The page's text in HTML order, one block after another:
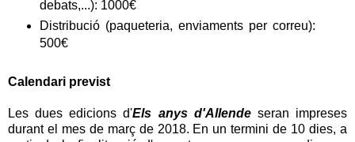
debats,...): 1000€
Distribució (paqueteria, enviaments per correu):
500€
Calendari previst
Les dues edicions d'Els anys d'Allendeseran impreses
durant el mes de març de 2018. En un termini de 10 dies, a